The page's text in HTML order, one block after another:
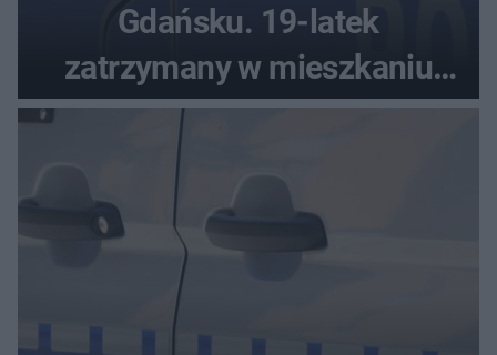
Gdańsku. 19-latek
zatrzymany w mieszkaniu
seniora